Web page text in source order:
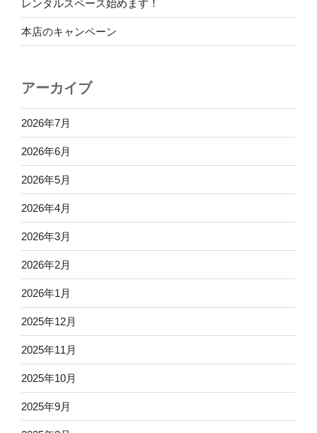
レンタルスペース始めます！
本店のキャンペーン
アーカイブ
2026年7月
2026年6月
2026年5月
2026年4月
2026年3月
2026年2月
2026年1月
2025年12月
2025年11月
2025年10月
2025年9月